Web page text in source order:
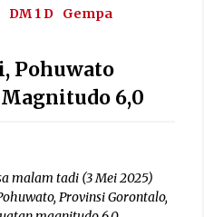
DM 1 D
Gempa
Pohuwato
6,0
malam tadi (3 Mei 2025)
Provinsi Gorontalo,